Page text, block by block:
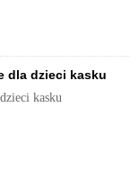
dla dzieci kasku
kasku